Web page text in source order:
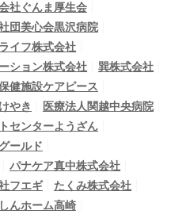
社ぐんま厚生会
団美心会黒沢病院
イフ株式会社
ション株式会社
巽株式会社
健施設ケアピース
やき
医療法人関越中央病院
センターようざん
ールド
パナケア真中株式会社
フエギ
たくみ株式会社
んホーム高崎